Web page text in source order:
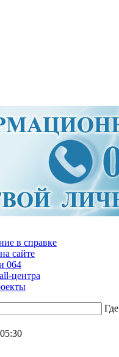
в справке
сайте
064
центра
Где